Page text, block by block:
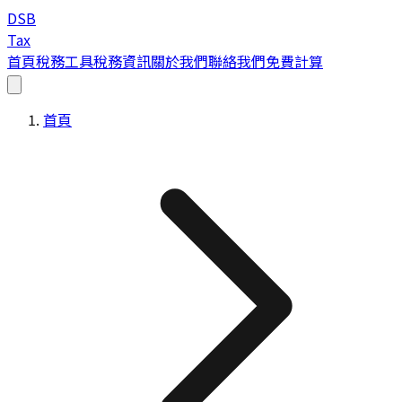
DSB
Tax
首頁稅務工具稅務資訊關於我們聯絡我們免費計算
首頁